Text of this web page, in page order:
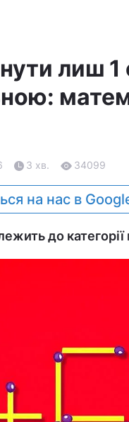
лиш 1
3 хв. 34099
на нас в
до категорії